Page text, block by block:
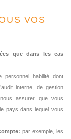
VOS
que dans les cas
personnel habilité dont
interne, de gestion
assurer que vous
pays dans lequel vous
par exemple, les